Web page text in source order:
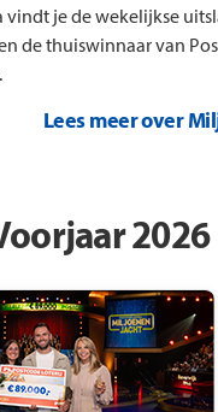
vindt je de wekelijkse
de thuiswinnaar van
Lees meer over
2026